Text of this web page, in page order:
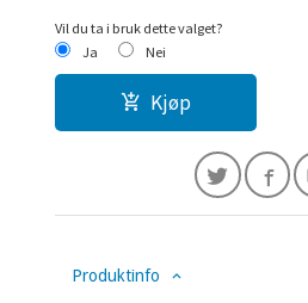
Vil du ta i bruk dette valget?
Ja
Nei
Kjøp
Produktinfo